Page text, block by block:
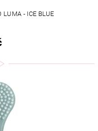
LUMA - ICE BLUE